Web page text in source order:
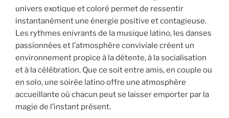
univers exotique et coloré permet de ressentir
instantanément une énergie positive et contagieuse.
Les rythmes enivrants de la musique latino, les danses
passionnées et l’atmosphère conviviale créent un
environnement propice à la détente, à la socialisation
et à la célébration. Que ce soit entre amis, en couple ou
en solo, une soirée latino offre une atmosphère
accueillante où chacun peut se laisser emporter par la
magie de l’instant présent.